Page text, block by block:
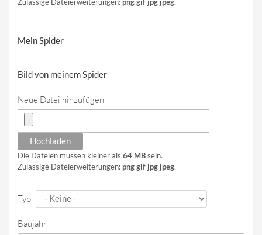
Mein Spider
Bild von meinem Spider
Neue Datei hinzufügen
Die Dateien müssen kleiner als 64 MBsein.
Zulässige Dateierweiterungen:png gif jpg jpeg.
Typ
Baujahr